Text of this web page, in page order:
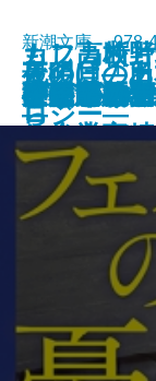
夜が明ける
もし高校
がドラッ
と企業家
ひとりで
ガイズ＆
ぼくの哲学
カフカ断
にうつろ
れそうだ―
天狗屋敷
夜明けの
ロジー―
最後に「
ら
祈願成就
新潮文庫 978-
文庫電子書籍あり
フェルメ
神の悪手
こころの
ここに物
身代りの女
ブラーム
決定版カ
イデアの
公孫龍
死の貝―日
―